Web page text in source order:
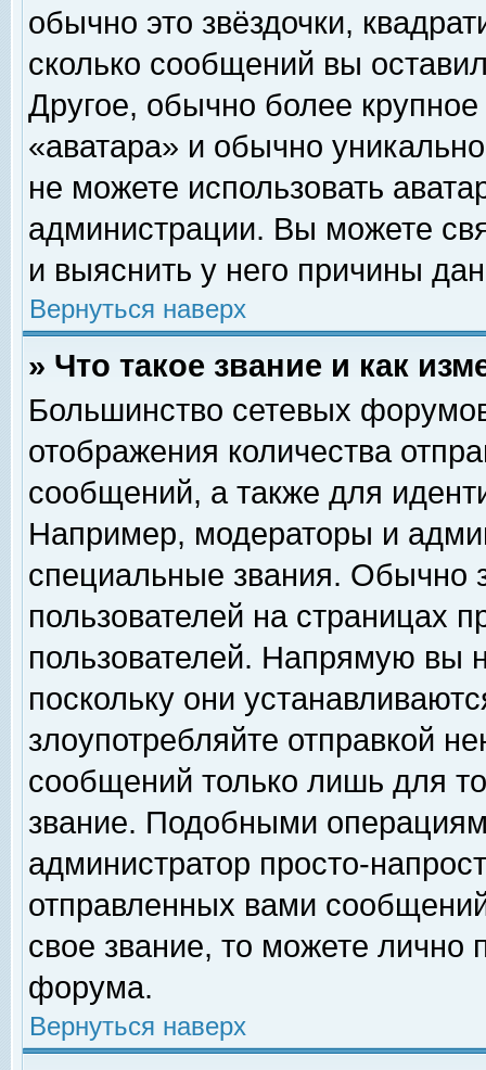
обычно это звёздочки,
сколько сообщений вы
Другое, обычно более
«аватара» и обычно
не можете использовать
администрации. Вы можете
и выяснить у него причины
Вернуться наверх
» Что такое звание и как
Большинство сетевых
отображения количества
сообщений, а также для
Например, модераторы и
специальные звания. Обычно
пользователей на страницах
пользователей. Напрямую вы
поскольку они
злоупотребляйте отправкой
сообщений только лишь для
звание. Подобными
администратор просто-
отправленных вами
свое звание, то можете лично
форума.
Вернуться наверх